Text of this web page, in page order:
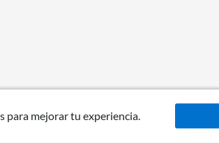
para mejorar tu experiencia.